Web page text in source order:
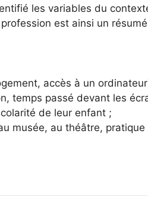
les variables du
est ainsi un résumé
accès à un
temps passé devant les
de leur enfant ;
musée, au théâtre, pratique